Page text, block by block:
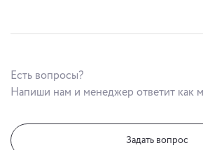
Есть вопросы?
Напиши нам и менеджер ответит как
Задать вопрос